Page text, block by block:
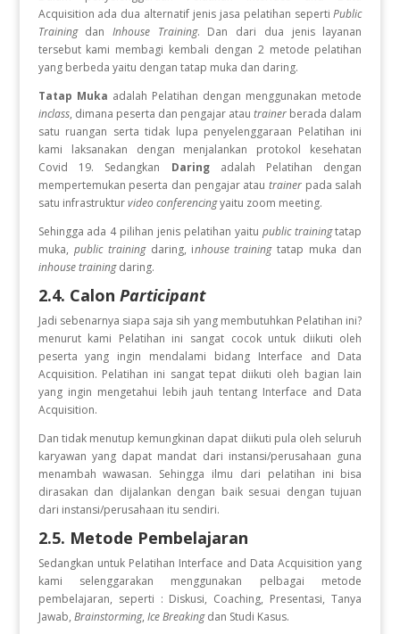
Acquisition ada dua alternatif jenis jasa pelatihan sepertiPublic
TrainingdanInhouse Training. Dan dari dua jenis layanan
tersebut kami membagi kembali dengan 2 metode pelatihan
yang berbeda yaitu dengan tatap muka dan daring.
Tatap Muka adalah Pelatihan dengan menggunakan metode
inclass, dimana peserta dan pengajar atautrainer berada dalam
satu ruangan serta tidak lupa penyelenggaraan Pelatihan ini
kami laksanakan dengan menjalankan protokol kesehatan
Covid 19. Sedangkan Daring adalah Pelatihan dengan
mempertemukan peserta dan pengajar atautrainer pada salah
satu infrastrukturvideo conferencingyaitu zoom meeting.
Sehingga ada 4 pilihan jenis pelatihan yaitu public trainingtatap
muka, public trainingdaring, inhouse trainingtatap muka dan
inhouse trainingdaring.
2.4. Calon Participant
Jadi sebenarnya siapa saja sih yang membutuhkan Pelatihan ini?
menurut kami Pelatihan ini sangat cocok untuk diikuti oleh
peserta yang ingin mendalami bidang Interface and Data
Acquisition. Pelatihan ini sangat tepat diikuti oleh bagian lain
yang ingin mengetahui lebih jauh tentang Interface and Data
Acquisition.
Dan tidak menutup kemungkinan dapat diikuti pula oleh seluruh
karyawan yang dapat mandat dari instansi/perusahaan guna
menambah wawasan. Sehingga ilmu dari pelatihan ini bisa
dirasakan dan dijalankan dengan baik sesuai dengan tujuan
dari instansi/perusahaan itu sendiri.
2.5. Metode Pembelajaran
Sedangkan untuk Pelatihan Interface and Data Acquisition yang
kami selenggarakan menggunakan pelbagai metode
pembelajaran, seperti : Diskusi, Coaching, Presentasi, Tanya
Jawab, Brainstorming, Ice Breakingdan Studi Kasus.